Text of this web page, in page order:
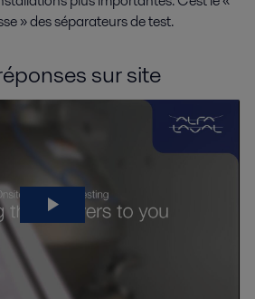
» des séparateurs de test.
sur site